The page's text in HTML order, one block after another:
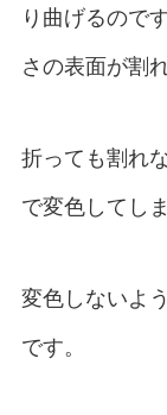
り曲げるので
さの表面が割
折っても割れ
で変色してし
変色しないよ
です。